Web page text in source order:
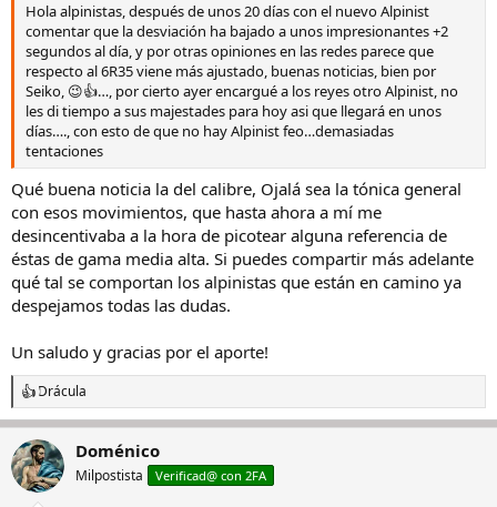
Hola alpinistas, después de unos 20 días con el nuevo Alpinist
comentar que la desviación ha bajado a unos impresionantes +2
segundos al día, y por otras opiniones en las redes parece que
respecto al 6R35 viene más ajustado, buenas noticias, bien por
Seiko, 😉👍…, por cierto ayer encargué a los reyes otro Alpinist, no
les di tiempo a sus majestades para hoy asi que llegará en unos
días…., con esto de que no hay Alpinist feo…demasiadas
tentaciones
Qué buena noticia la del calibre, Ojalá sea la tónica general
con esos movimientos, que hasta ahora a mí me
desincentivaba a la hora de picotear alguna referencia de
éstas de gama media alta. Si puedes compartir más adelante
qué tal se comportan los alpinistas que están en camino ya
despejamos todas las dudas.
Un saludo y gracias por el aporte!
R
e
a
c
c
i
Drácula
Doménico
Milpostista Verificad@ con 2FA